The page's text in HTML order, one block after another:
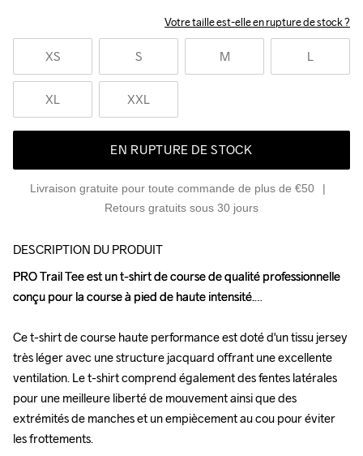
Votre taille est-elle en rupture de stock ?
XS S M L
XL XXL
EN RUPTURE DE STOCK
Livraison gratuite pour toute commande de plus de €50
Retours gratuits sous 30 jours
DESCRIPTION DU PRODUIT
PRO Trail Tee est un t-shirt de course de qualité professionnelle
conçu pour la course à pied de haute intensité.
Ce t-shirt de course haute performance est doté d'un tissu jersey
très léger avec une structure jacquard offrant une excellente
ventilation. Le t-shirt comprend également des fentes latérales
pour une meilleure liberté de mouvement ainsi que des
extrémités de manches et un empiècement au cou pour éviter
les frottements.
PRO Trail Tee est un t-shirt de course de qualité professionnelle
conçu pour la course à pied de haute intensité.
Ce t-shirt de course haute performance est doté d'un tissu jersey
très léger avec une structure jacquard offrant une excellente
ventilation. Le t-shirt comprend également des fentes latérales
pour une meilleure liberté de mouvement ainsi que des
extrémités de manches et un empiècement au cou pour éviter
les frottements.